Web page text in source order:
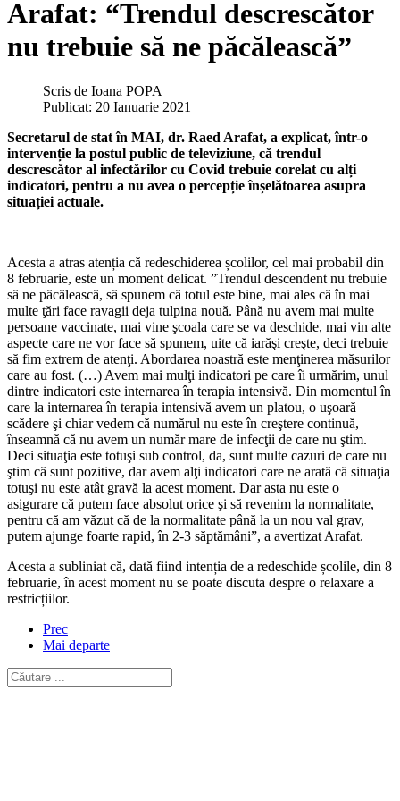
Arafat: “Trendul descrescător
nu trebuie să ne păcălească”
Scris de Ioana POPA
Publicat: 20 Ianuarie 2021
Secretarul de stat în MAI, dr. Raed Arafat, a explicat, într-o
intervenție la postul public de televiziune, că trendul
descrescător al infectărilor cu Covid trebuie corelat cu alți
indicatori, pentru a nu avea o percepție înșelătoarea asupra
situației actuale.
Acesta a atras atenția că redeschiderea școlilor, cel mai probabil din
8 februarie, este un moment delicat. ”Trendul descendent nu trebuie
să ne păcălească, să spunem că totul este bine, mai ales că în mai
multe ţări face ravagii deja tulpina nouă. Până nu avem mai multe
persoane vaccinate, mai vine şcoala care se va deschide, mai vin alte
aspecte care ne vor face să spunem, uite că iarăşi creşte, deci trebuie
să fim extrem de atenţi. Abordarea noastră este menţinerea măsurilor
care au fost. (…) Avem mai mulţi indicatori pe care îi urmărim, unul
dintre indicatori este internarea în terapia intensivă. Din momentul în
care la internarea în terapia intensivă avem un platou, o uşoară
scădere şi chiar vedem că numărul nu este în creştere continuă,
înseamnă că nu avem un număr mare de infecţii de care nu ştim.
Deci situaţia este totuşi sub control, da, sunt multe cazuri de care nu
ştim că sunt pozitive, dar avem alţi indicatori care ne arată că situaţia
totuşi nu este atât gravă la acest moment. Dar asta nu este o
asigurare că putem face absolut orice şi să revenim la normalitate,
pentru că am văzut că de la normalitate până la un nou val grav,
putem ajunge foarte rapid, în 2-3 săptămâni”, a avertizat Arafat.
Acesta a subliniat că, dată fiind intenția de a redeschide școlile, din 8
februarie, în acest moment nu se poate discuta despre o relaxare a
restricțiilor.
Prec
Mai departe